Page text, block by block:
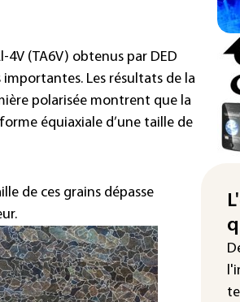
4V (TA6V) obtenus par DED
Les résultats de la
polarisée montrent que la
équiaxiale d’une taille de
de ces grains dépasse